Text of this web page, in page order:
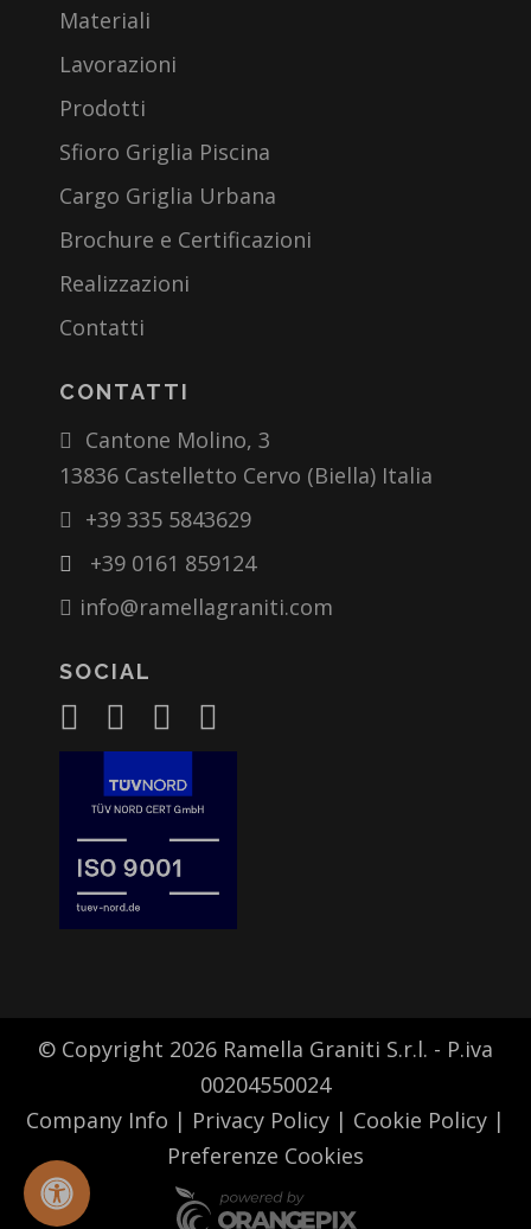
Materiali
Lavorazioni
Prodotti
Sfioro Griglia Piscina
Cargo Griglia Urbana
Brochure e Certificazioni
Realizzazioni
Contatti
CONTATTI
Cantone Molino, 3
13836 Castelletto Cervo (Biella) Italia
+39 335 5843629
+39 0161 859124
info@ramellagraniti.com
SOCIAL
© Copyright 2026 Ramella Graniti S.r.l. - P.iva
00204550024
Company Info | Privacy Policy | Cookie Policy |
Preferenze Cookies